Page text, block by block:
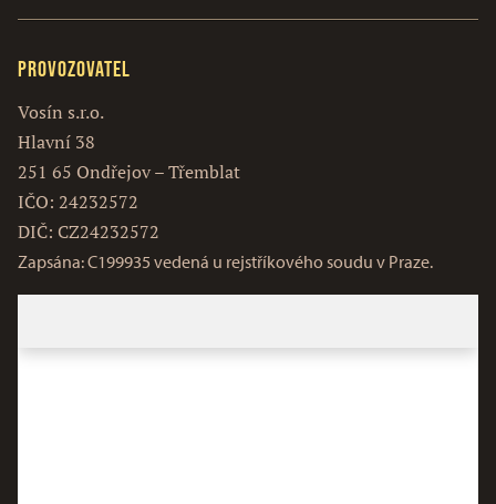
Provozovatel
Vosín s.r.o.
Hlavní 38
251 65 Ondřejov – Třemblat
IČO: 24232572
DIČ: CZ24232572
Zapsána: C199935 vedená u rejstříkového soudu v Praze.